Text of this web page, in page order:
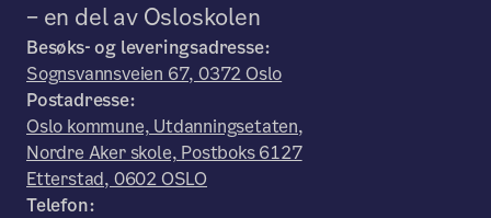
– en del av Osloskolen
Besøks- og leveringsadresse:
Sognsvannsveien 67, 0372 Oslo
Postadresse:
Oslo kommune, Utdanningsetaten,
Nordre Aker skole, Postboks 6127
Etterstad, 0602 OSLO
Telefon: